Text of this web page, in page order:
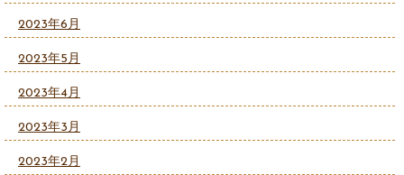
2023年6月
2023年5月
2023年4月
2023年3月
2023年2月